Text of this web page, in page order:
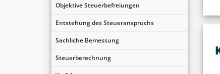
Objektive Steuerbefreiungen
Entstehung des Steueranspruchs
Sachliche Bemessung
Steuerberechnung